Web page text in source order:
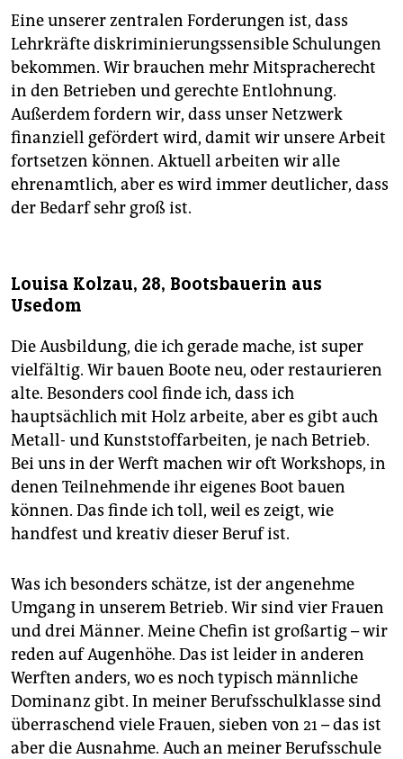
Eine unserer zentralen Forderungen ist, dass
Lehrkräfte diskriminierungssensible Schulungen
bekommen. Wir brauchen mehr Mitspracherecht
in den Betrieben und gerechte Entlohnung.
Außerdem fordern wir, dass unser Netzwerk
finanziell gefördert wird, damit wir unsere Arbeit
fortsetzen können. Aktuell arbeiten wir alle
ehrenamtlich, aber es wird immer deutlicher, dass
der Bedarf sehr groß ist.
Louisa Kolzau, 28, Bootsbauerin aus
Usedom
Die Ausbildung, die ich gerade mache, ist super
vielfältig. Wir bauen Boote neu, oder restaurieren
alte. Besonders cool finde ich, dass ich
hauptsächlich mit Holz arbeite, aber es gibt auch
Metall- und Kunststoffarbeiten, je nach Betrieb.
Bei uns in der Werft machen wir oft Workshops, in
denen Teilnehmende ihr eigenes Boot bauen
können. Das finde ich toll, weil es zeigt, wie
handfest und kreativ dieser Beruf ist.
Was ich besonders schätze, ist der angenehme
Umgang in unserem Betrieb. Wir sind vier Frauen
und drei Männer. Meine Chefin ist großartig – wir
reden auf Augenhöhe. Das ist leider in anderen
Werften anders, wo es noch typisch männliche
Dominanz gibt. In meiner Berufsschulklasse sind
überraschend viele Frauen, sieben von 21 – das ist
aber die Ausnahme. Auch an meiner Berufsschule